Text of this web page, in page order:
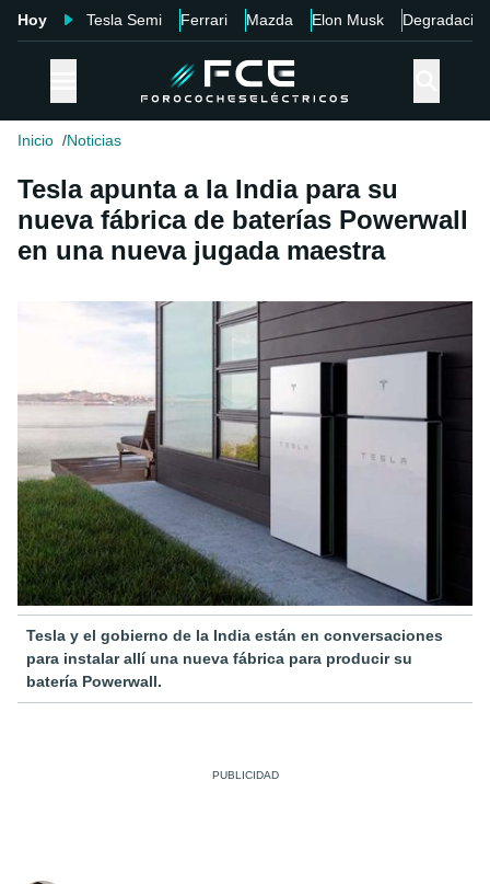
Hoy Tesla Semi Ferrari Mazda Elon Musk Degradación
Inicio Noticias
Tesla apunta a la India para su
nueva fábrica de baterías Powerwall
en una nueva jugada maestra
Tesla y el gobierno de la India están en conversaciones
para instalar allí una nueva fábrica para producir su
batería Powerwall.